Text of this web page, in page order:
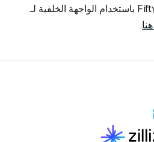
مجموعة بيانات FiftyOne باستخدام الواجهة الخلفية لـ
.